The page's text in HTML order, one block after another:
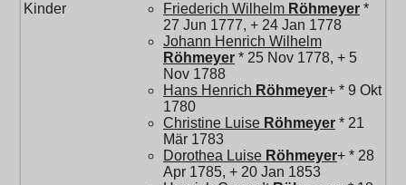
Kinder
Friederich Wilhelm Röhmeyer *
27 Jun 1777, + 24 Jan 1778
Johann Henrich Wilhelm
Röhmeyer * 25 Nov 1778, + 5
Nov 1788
Hans Henrich Röhmeyer+ * 9 Okt
1780
Christine Luise Röhmeyer * 21
Mär 1783
Dorothea Luise Röhmeyer+ * 28
Apr 1785, + 20 Jan 1853